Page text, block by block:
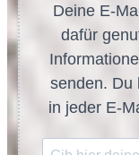
Deine E-
dafür
senden. Du
in jeder E-